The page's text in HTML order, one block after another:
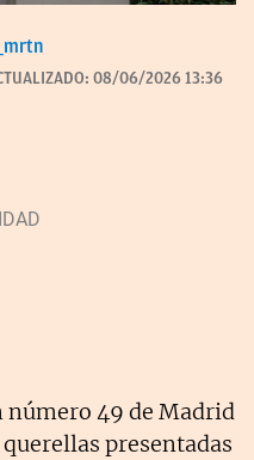
08/06/2026 13:36
número 49 de Madrid
presentadas